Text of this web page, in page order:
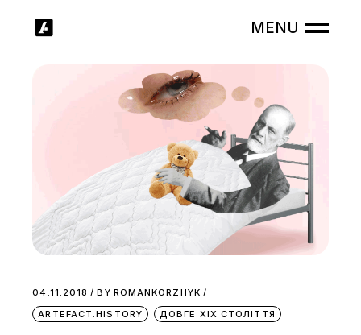
04.11.2018 BY ROMANKORZHYK
ARTEFACT.HISTORY
ДОВГЕ ХІХ СТОЛІТТЯ